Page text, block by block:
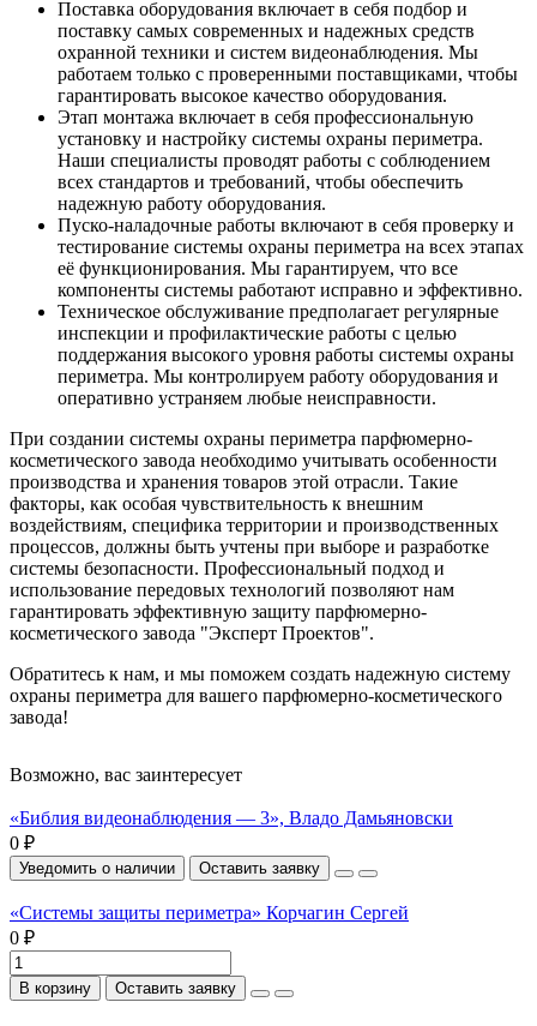
Поставка оборудования включает в себя подбор и
поставку самых современных и надежных средств
охранной техники и систем видеонаблюдения. Мы
работаем только с проверенными поставщиками, чтобы
гарантировать высокое качество оборудования.
Этап монтажа включает в себя профессиональную
установку и настройку системы охраны периметра.
Наши специалисты проводят работы с соблюдением
всех стандартов и требований, чтобы обеспечить
надежную работу оборудования.
Пуско-наладочные работы включают в себя проверку и
тестирование системы охраны периметра на всех этапах
её функционирования. Мы гарантируем, что все
компоненты системы работают исправно и эффективно.
Техническое обслуживание предполагает регулярные
инспекции и профилактические работы с целью
поддержания высокого уровня работы системы охраны
периметра. Мы контролируем работу оборудования и
оперативно устраняем любые неисправности.
При создании системы охраны периметра парфюмерно-
косметического завода необходимо учитывать особенности
производства и хранения товаров этой отрасли. Такие
факторы, как особая чувствительность к внешним
воздействиям, специфика территории и производственных
процессов, должны быть учтены при выборе и разработке
системы безопасности. Профессиональный подход и
использование передовых технологий позволяют нам
гарантировать эффективную защиту парфюмерно-
косметического завода "Эксперт Проектов".
Обратитесь к нам, и мы поможем создать надежную систему
охраны периметра для вашего парфюмерно-косметического
завода!
Возможно, вас заинтересует
«Библия видеонаблюдения — 3», Владо Дамьяновски
0 ₽
Уведомить о наличии Оставить заявку
«Системы защиты периметра» Корчагин Сергей
0 ₽
В корзину Оставить заявку